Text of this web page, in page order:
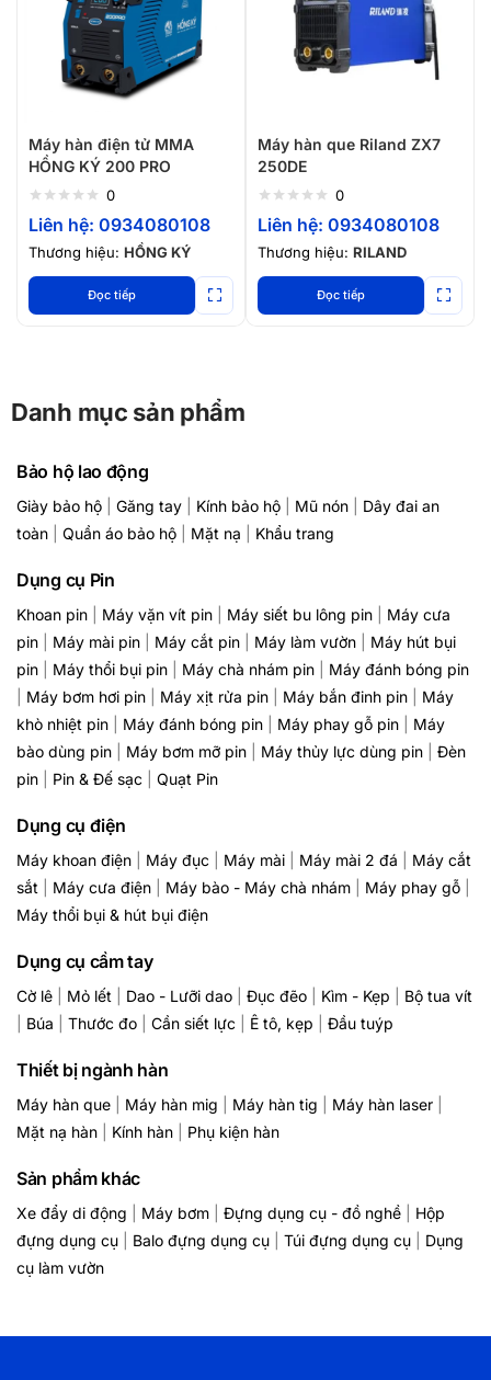
Máy hàn điện tử MMA
HỒNG KÝ 200 PRO
0
Liên hệ: 0934080108
Thương hiệu: HỒNG KÝ
Đọc tiếp
Máy hàn que Riland ZX7
250DE
0
Liên hệ: 0934080108
Thương hiệu: RILAND
Đọc tiếp
Danh mục sản phẩm
Bảo hộ lao động
Giày bảo hộ Găng tay Kính bảo hộ Mũ nón
Dây đai an
toàn
Quần áo bảo hộ Mặt nạ Khẩu trang
Dụng cụ Pin
Khoan pin Máy vặn vít pin Máy siết bu lông pin
Máy cưa
pin
Máy mài pin Máy cắt pin Máy làm vườn
Máy hút bụi
pin
Máy thổi bụi pin Máy chà nhám pin
Máy đánh bóng pin
Máy bơm hơi pin Máy xịt rửa pin Máy bắn đinh pin
Máy
khò nhiệt pin
Máy đánh bóng pin Máy phay gỗ pin
Máy
bào dùng pin
Máy bơm mỡ pin Máy thủy lực dùng pin
Đèn
pin
Pin & Đế sạc Quạt Pin
Dụng cụ điện
Máy khoan điện Máy đục Máy mài Máy mài 2 đá
Máy cắt
sắt
Máy cưa điện Máy bào - Máy chà nhám Máy phay gỗ
Máy thổi bụi & hút bụi điện
Dụng cụ cầm tay
Cờ lê Mỏ lết Dao - Lưỡi dao Đục đẽo Kìm - Kẹp
Bộ tua vít
Búa Thước đo Cần siết lực Ê tô, kẹp Đầu tuýp
Thiết bị ngành hàn
Máy hàn que Máy hàn mig Máy hàn tig Máy hàn laser
Mặt nạ hàn
Kính hàn Phụ kiện hàn
Sản phẩm khác
Xe đẩy di động Máy bơm Đựng dụng cụ - đồ nghề
Hộp
đựng dụng cụ
Balo đựng dụng cụ Túi đựng dụng cụ
Dụng
cụ làm vườn